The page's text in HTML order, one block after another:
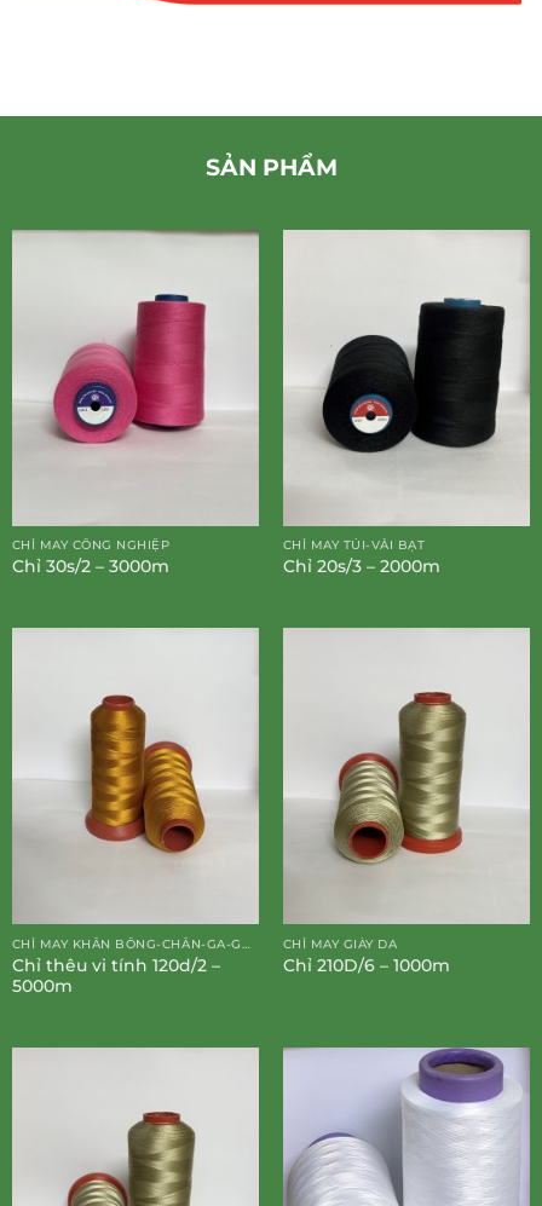
SẢN PHẨM
CHỈ MAY CÔNG NGHIỆP
Chỉ 30s/2 – 3000m
CHỈ MAY TÚI-VẢI BẠT
Chỉ 20s/3 – 2000m
CHỈ MAY KHĂN BÔNG-CHĂN-GA-GỐI-ĐỆM
Chỉ thêu vi tính 120d/2 –
5000m
CHỈ MAY GIÀY DA
Chỉ 210D/6 – 1000m